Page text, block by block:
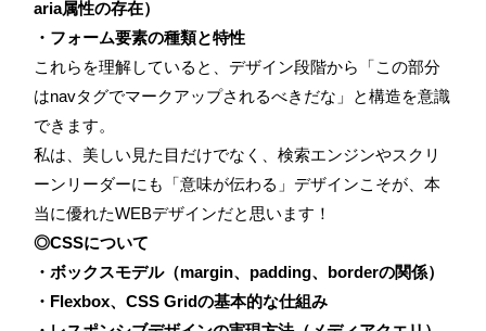
aria属性の存在）
・フォーム要素の種類と特性
これらを理解していると、デザイン段階から「この部分
はnavタグでマークアップされるべきだな」と構造を意識
できます。
私は、美しい見た目だけでなく、検索エンジンやスクリ
ーンリーダーにも「意味が伝わる」デザインこそが、本
当に優れたWEBデザインだと思います！
◎CSSについて
・ボックスモデル（margin、padding、borderの関係）
・Flexbox、CSS Gridの基本的な仕組み